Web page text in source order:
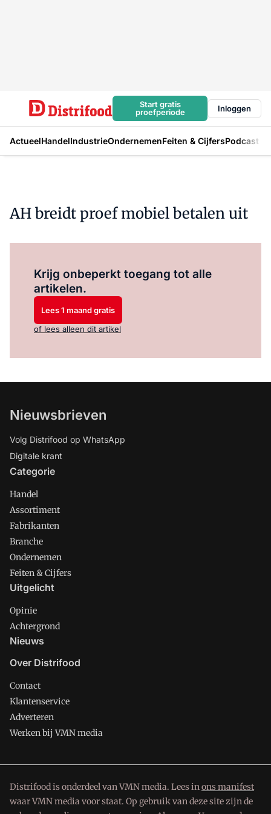
Start gratis
proefperiode
Inloggen
ActueelHandelIndustrieOndernemenFeiten & CijfersPodcast
AH breidt proef mobiel betalen uit
Krijg onbeperkt toegang tot alle
artikelen.
Lees 1 maand gratis
of lees alleen dit artikel
Nieuwsbrieven
Volg Distrifood op WhatsApp
Digitale krant
Categorie
Handel
Assortiment
Fabrikanten
Branche
Ondernemen
Feiten & Cijfers
Uitgelicht
Opinie
Achtergrond
Nieuws
Over Distrifood
Contact
Klantenservice
Adverteren
Werken bij VMN media
Distrifood is onderdeel van VMN media. Lees inons manifest
waar VMN media voor staat. Op gebruik van deze site zijn de